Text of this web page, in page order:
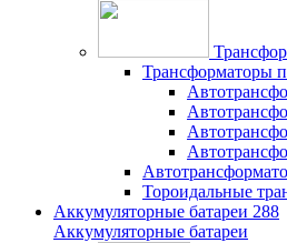
Трансформаторы
Тороидальные
Аккумуляторные батареи 288
Аккумуляторные батареи